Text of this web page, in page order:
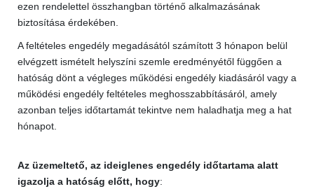
ezen rendelettel összhangban történő alkalmazásának
biztosítása érdekében.
A feltételes engedély megadásától számított 3 hónapon belül
elvégzett ismételt helyszíni szemle eredményétől függően a
hatóság dönt a végleges működési engedély kiadásáról vagy a
működési engedély feltételes meghosszabbításáról, amely
azonban teljes időtartamát tekintve nem haladhatja meg a hat
hónapot.
Az üzemeltető, az ideiglenes engedély időtartama alatt
igazolja a hatóság előtt, hogy: